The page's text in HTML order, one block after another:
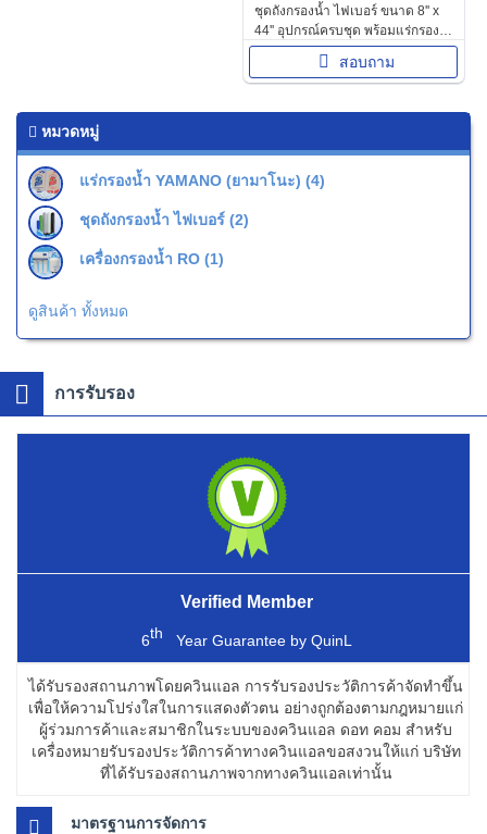
ชุดถังกรองน้ำ ไฟเบอร์ ขนาด 8'' x
44'' อุปกรณ์ครบชุด พร้อมแร่กรอง
น้ำ YAMANO แร่ธรรมชาติ 100%
สอบถาม
หมวดหมู่
แร่กรองน้ำ YAMANO (ยามาโนะ) (4)
ชุดถังกรองน้ำ ไฟเบอร์ (2)
เครื่องกรองน้ำ RO (1)
ดูสินค้า ทั้งหมด
การรับรอง
Verified Member
6th Year Guarantee by QuinL
ได้รับรองสถานภาพโดยควินแอล การรับรองประวัติการค้าจัดทำขึ้น
เพื่อให้ความโปร่งใสในการแสดงตัวตน อย่างถูกต้องตามกฎหมายแก่
ผู้ร่วมการค้าและสมาชิกในระบบของควินแอล ดอท คอม สำหรับ
เครื่องหมายรับรองประวัติการค้าทางควินแอลขอสงวนให้แก่ บริษัท
ที่ได้รับรองสถานภาพจากทางควินแอลเท่านั้น
มาตรฐานการจัดการ